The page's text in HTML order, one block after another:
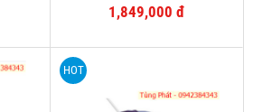
(Hồng)
1,849,000 đ
HOT